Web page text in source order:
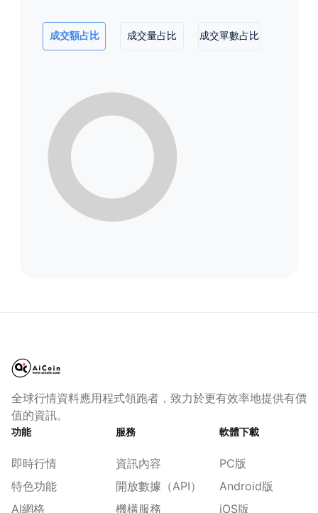
成交額占比 成交量占比 成交單數占比
全球行情資料應用程式領跑者，致力於更有效率地提供有價
值的資訊。
功能
即時行情
特色功能
AI網格
服務
資訊內容
開放數據（API）
機構服務
軟體下載
PC版
Android版
iOS版